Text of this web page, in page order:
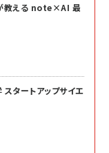
教える note×AI 最
タートアップサイエ